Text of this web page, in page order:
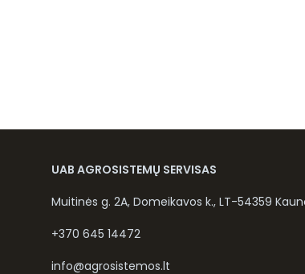
UAB AGROSISTEMŲ SERVISAS
Muitinės g. 2A, Domeikavos k., LT-54359
+370 645 14472
info@agrosistemos.lt